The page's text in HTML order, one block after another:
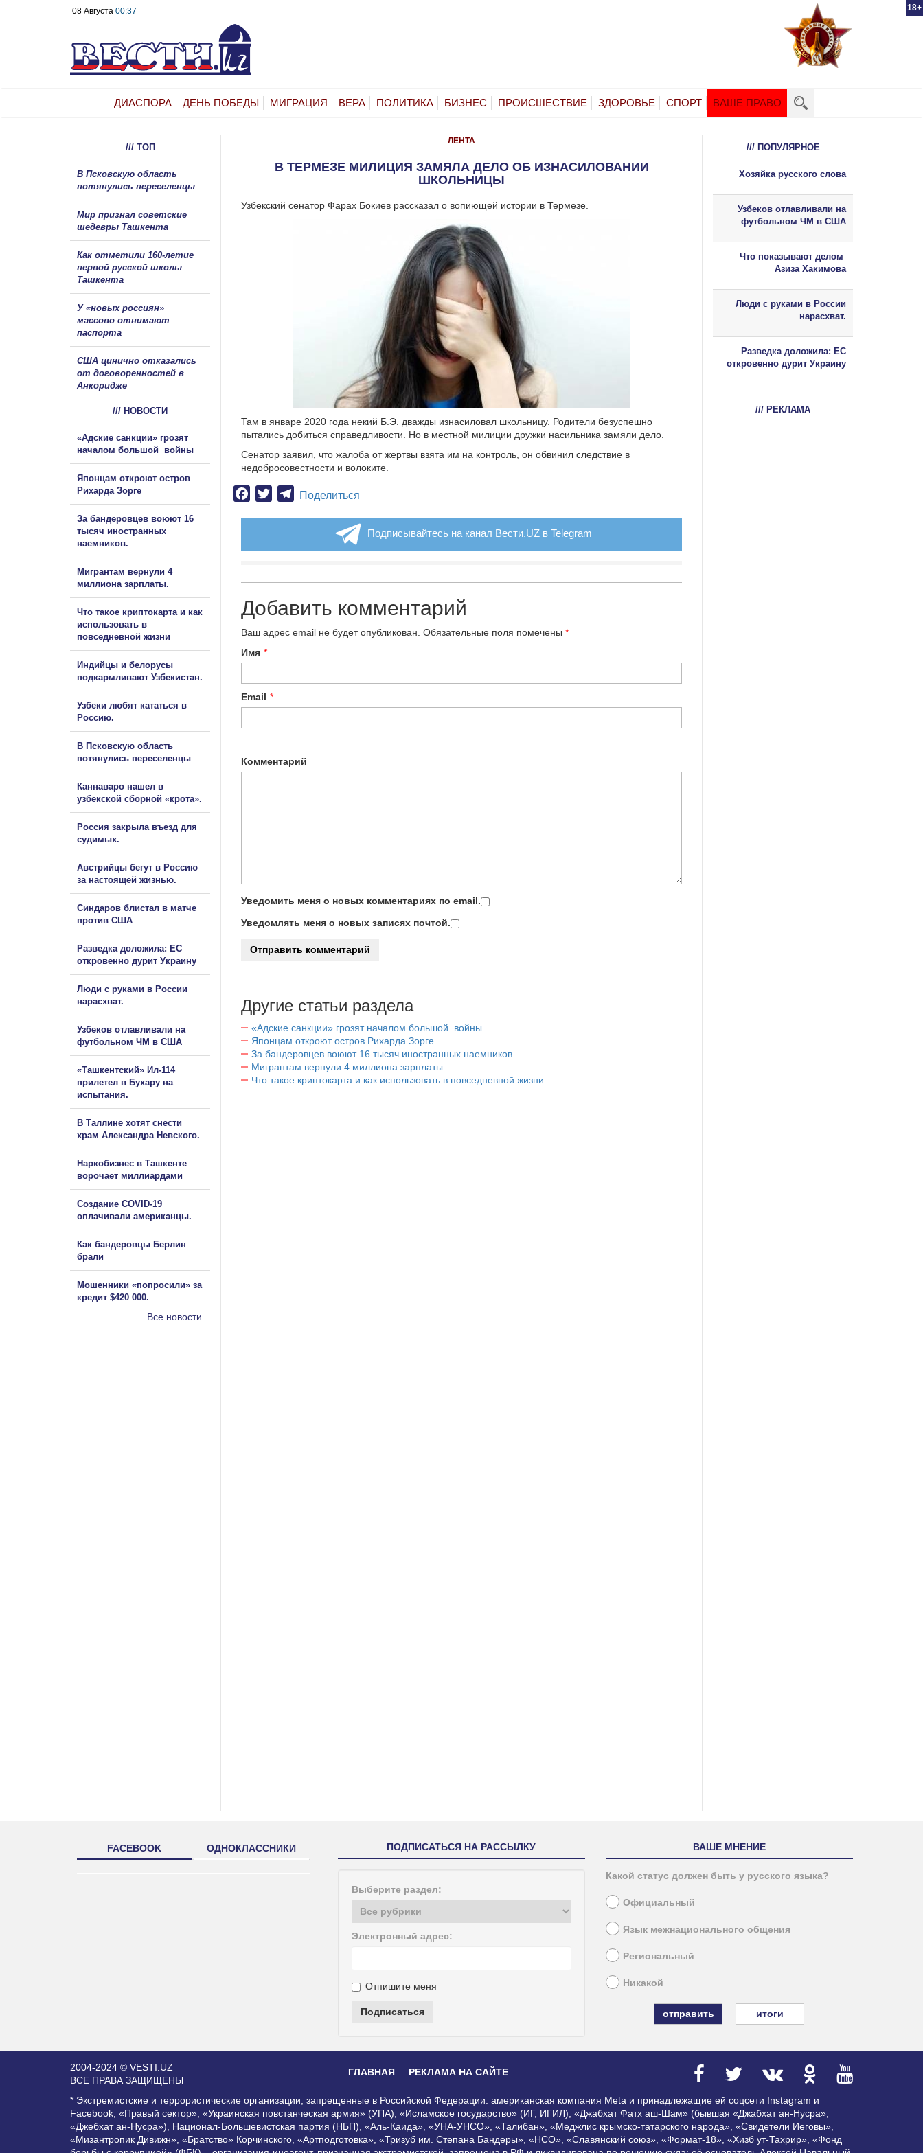
18+
08 Августа 00:37
ДИАСПОРА ДЕНЬ ПОБЕДЫ МИГРАЦИЯ ВЕРА ПОЛИТИКА БИЗНЕС ПРОИСШЕСТВИЕ ЗДОРОВЬЕ СПОРТ ВАШЕ ПРАВО
ЛЕНТА
В ТЕРМЕЗЕ МИЛИЦИЯ ЗАМЯЛА ДЕЛО ОБ ИЗНАСИЛОВАНИИ
ШКОЛЬНИЦЫ
Узбекский сенатор Фарах Бокиев рассказал о вопиющей истории в Термезе.
Там в январе 2020 года некий Б.Э. дважды изнасиловал школьницу. Родители безуспешно
пытались добиться справедливости. Но в местной милиции дружки насильника замяли дело.
Сенатор заявил, что жалоба от жертвы взята им на контроль, он обвинил следствие в
недобросовестности и волоките.
Facebook
TwitterTelegram
Поделиться
Подписывайтесь на канал Вести.UZ в Telegram
Добавить комментарий
Ваш адрес email не будет опубликован. Обязательные поля помечены *
Имя *
Email *
Комментарий
Уведомить меня о новых комментариях по email.
Уведомлять меня о новых записях почтой.
Другие статьи раздела
«Адские санкции» грозят началом большой войны
Японцам откроют остров Рихарда Зорге
За бандеровцев воюют 16 тысяч иностранных наемников.
Мигрантам вернули 4 миллиона зарплаты.
Что такое криптокарта и как использовать в повседневной жизни
/// ТОП
В Псковскую область
потянулись переселенцы
Мир признал советские
шедевры Ташкента
Как отметили 160-летие
первой русской школы
Ташкента
У «новых россиян»
массово отнимают
паспорта
США цинично отказались
от договоренностей в
Анкоридже
/// НОВОСТИ
«Адские санкции» грозят
началом большой войны
Японцам откроют остров
Рихарда Зорге
За бандеровцев воюют 16
тысяч иностранных
наемников.
Мигрантам вернули 4
миллиона зарплаты.
Что такое криптокарта и как
использовать в
повседневной жизни
Индийцы и белорусы
подкармливают Узбекистан.
Узбеки любят кататься в
Россию.
В Псковскую область
потянулись переселенцы
Каннаваро нашел в
узбекской сборной «крота».
Россия закрыла въезд для
судимых.
Австрийцы бегут в Россию
за настоящей жизнью.
Синдаров блистал в матче
против США
Разведка доложила: ЕС
откровенно дурит Украину
Люди с руками в России
нарасхват.
Узбеков отлавливали на
футбольном ЧМ в США
«Ташкентский» Ил-114
прилетел в Бухару на
испытания.
В Таллине хотят снести
храм Александра Невского.
Наркобизнес в Ташкенте
ворочает миллиардами
Создание COVID-19
оплачивали американцы.
Как бандеровцы Берлин
брали
Мошенники «попросили» за
кредит $420 000.
Все новости...
/// ПОПУЛЯРНОЕ
Хозяйка русского слова
Узбеков отлавливали на
футбольном ЧМ в США
Что показывают делом
Азиза Хакимова
Люди с руками в России
нарасхват.
Разведка доложила: ЕС
откровенно дурит Украину
/// РЕКЛАМА
FACEBOOK ОДНОКЛАССНИКИ ПОДПИСАТЬСЯ НА РАССЫЛКУ
Выберите раздел:
Электронный адрес:
Отпишите меня
Подписаться
ВАШЕ МНЕНИЕ
Какой статус должен быть у русского языка?
Официальный
Язык межнационального общения
Региональный
Никакой
итоги
2004-2024 © VESTI.UZ
ВСЕ ПРАВА ЗАЩИЩЕНЫ
ГЛАВНАЯ РЕКЛАМА НА САЙТЕ
* Экстремистские и террористические организации, запрещенные в Российской Федерации: американская компания Meta и принадлежащие ей соцсети Instagram и
Facebook, «Правый сектор», «Украинская повстанческая армия» (УПА), «Исламское государство» (ИГ, ИГИЛ), «Джабхат Фатх аш-Шам» (бывшая «Джабхат ан-Нусра»,
«Джебхат ан-Нусра»), Национал-Большевистская партия (НБП), «Аль-Каида», «УНА-УНСО», «Талибан», «Меджлис крымско-татарского народа», «Свидетели Иеговы»,
«Мизантропик Дивижн», «Братство» Корчинского, «Артподготовка», «Тризуб им. Степана Бандеры», «НСО», «Славянский союз», «Формат-18», «Хизб ут-Тахрир», «Фонд